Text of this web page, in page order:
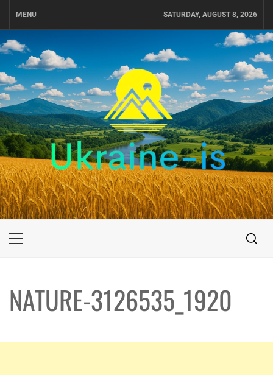
MENU SATURDAY, AUGUST 8, 2026
UKRAINE-IS
ПОДОРОЖI ПО УКРАЇНІ
Primary
NATURE-3126535_1920